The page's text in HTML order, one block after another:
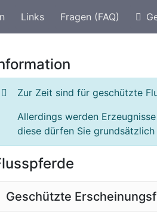
Links Fragen (FAQ)
Zur Zeit sind für geschützte
Allerdings werden
diese dürfen Sie
Geschützte